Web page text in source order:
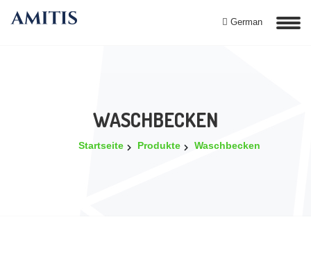
German
WASCHBECKEN
Startseite Produkte Waschbecken